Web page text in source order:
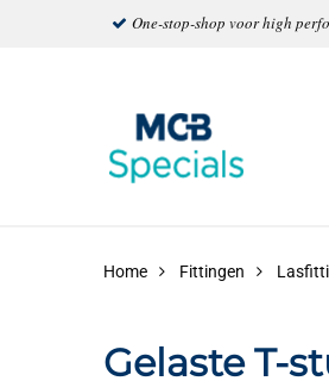
One-stop-shop voor high
Home Fittingen
Gelaste T-